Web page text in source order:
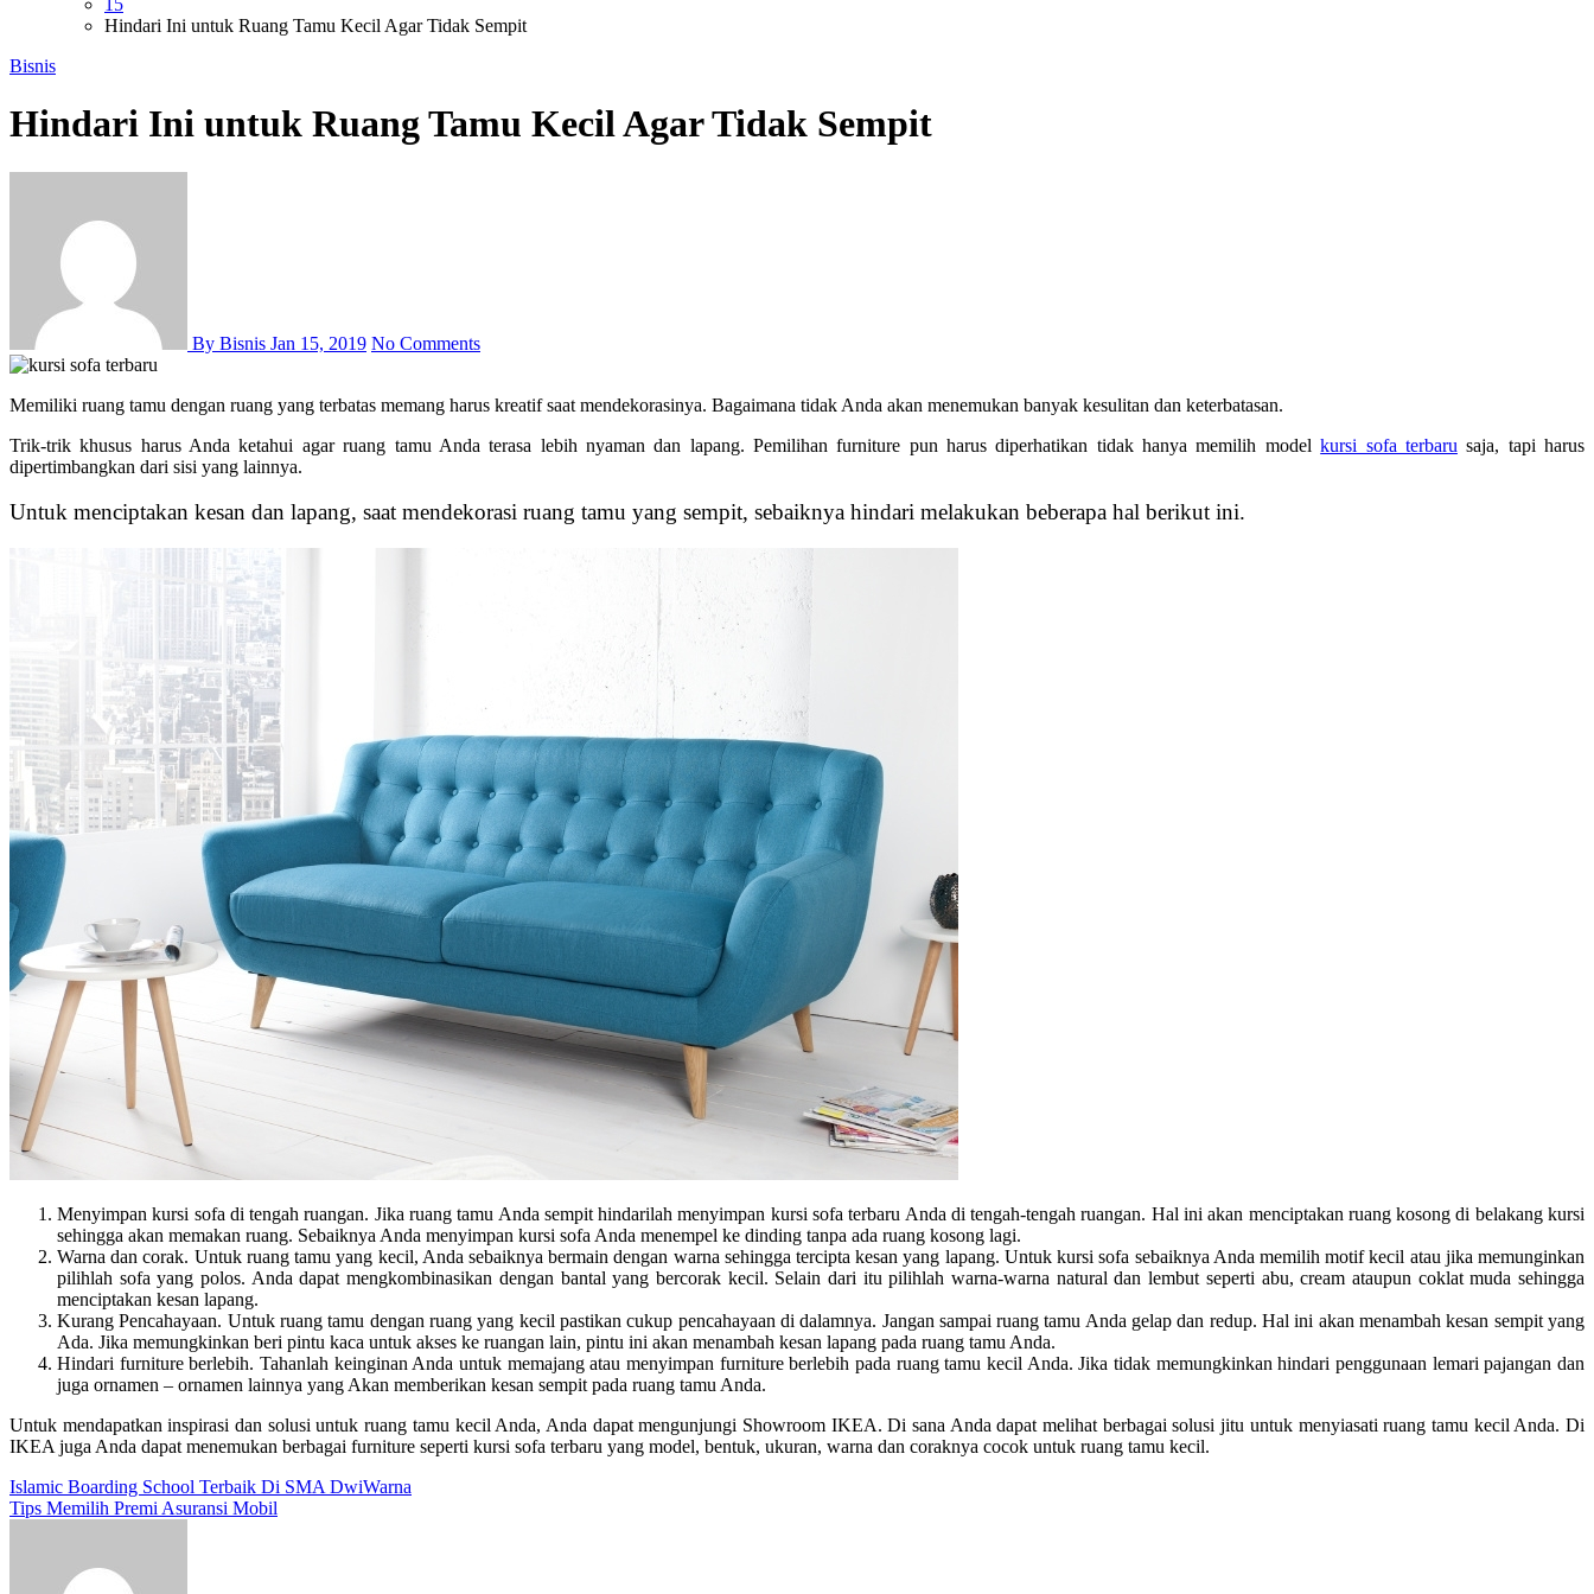
Hindari Ini untuk Ruang Tamu Kecil Agar Tidak Sempit
Bisnis
Hindari Ini untuk Ruang Tamu Kecil Agar Tidak Sempit
By Bisnis Jan 15, 2019 No Comments
Memiliki ruang tamu dengan ruang yang terbatas memang harus kreatif saat mendekorasinya. Bagaimana tidak Anda akan menemukan banyak kesulitan dan keterbatasan.
Trik-trik khusus harus Anda ketahui agar ruang tamu Anda terasa lebih nyaman dan lapang. Pemilihan furniture pun harus diperhatikan tidak hanya memilih modelkursi sofa terbaru saja, tapi harus
dipertimbangkan dari sisi yang lainnya.
Untuk menciptakan kesan dan lapang, saat mendekorasi ruang tamu yang sempit, sebaiknya hindari melakukan beberapa hal berikut ini.
Menyimpan kursi sofa di tengah ruangan. Jika ruang tamu Anda sempit hindarilah menyimpan kursi sofa terbaru Anda di tengah-tengah ruangan. Hal ini akan menciptakan ruang kosong di belakang kursi
sehingga akan memakan ruang. Sebaiknya Anda menyimpan kursi sofa Anda menempel ke dinding tanpa ada ruang kosong lagi.
Warna dan corak. Untuk ruang tamu yang kecil, Anda sebaiknya bermain dengan warna sehingga tercipta kesan yang lapang. Untuk kursi sofa sebaiknya Anda memilih motif kecil atau jika memunginkan
pilihlah sofa yang polos. Anda dapat mengkombinasikan dengan bantal yang bercorak kecil. Selain dari itu pilihlah warna-warna natural dan lembut seperti abu, cream ataupun coklat muda sehingga
menciptakan kesan lapang.
Kurang Pencahayaan. Untuk ruang tamu dengan ruang yang kecil pastikan cukup pencahayaan di dalamnya. Jangan sampai ruang tamu Anda gelap dan redup. Hal ini akan menambah kesan sempit yang
Ada. Jika memungkinkan beri pintu kaca untuk akses ke ruangan lain, pintu ini akan menambah kesan lapang pada ruang tamu Anda.
Hindari furniture berlebih. Tahanlah keinginan Anda untuk memajang atau menyimpan furniture berlebih pada ruang tamu kecil Anda. Jika tidak memungkinkan hindari penggunaan lemari pajangan dan
juga ornamen – ornamen lainnya yang Akan memberikan kesan sempit pada ruang tamu Anda.
Untuk mendapatkan inspirasi dan solusi untuk ruang tamu kecil Anda, Anda dapat mengunjungi Showroom IKEA. Di sana Anda dapat melihat berbagai solusi jitu untuk menyiasati ruang tamu kecil Anda. Di
IKEA juga Anda dapat menemukan berbagai furniture seperti kursi sofa terbaru yang model, bentuk, ukuran, warna dan coraknya cocok untuk ruang tamu kecil.
Post
navigation
Islamic Boarding School Terbaik Di SMA DwiWarna
Tips Memilih Premi Asuransi Mobil